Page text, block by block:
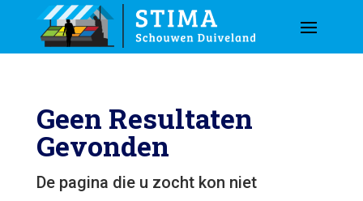
Geen Resultaten
Gevonden
De pagina die u zocht kon niet